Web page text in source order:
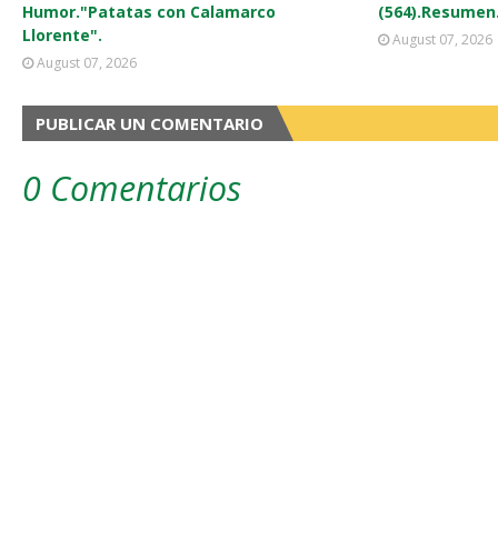
Humor."Patatas con Calamarco
Llorente".
August 07, 2026
August 07, 2026
PUBLICAR UN COMENTARIO
0 Comentarios